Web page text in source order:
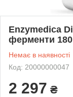
Enzymedica
ферменти
Немає в наявності
Код: 20000000047
2 297 ₴